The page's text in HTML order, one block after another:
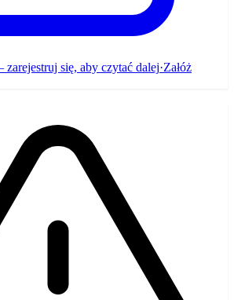
się, aby czytać dalej·Załóż